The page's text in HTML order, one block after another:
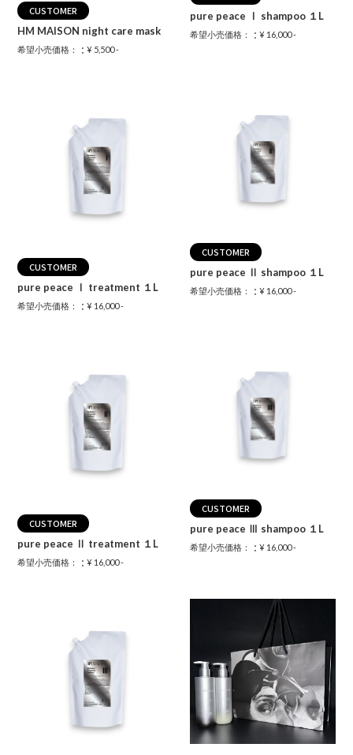
CUSTOMER
HM MAISON night care mask
希望小売価格： ：¥ 5,500 -
pure peace Ⅰ shampoo １L
希望小売価格： ：¥ 16,000 -
CUSTOMER
pure peace Ⅰ treatment １L
希望小売価格： ：¥ 16,000 -
CUSTOMER
pure peace Ⅱ shampoo １L
希望小売価格： ：¥ 16,000 -
CUSTOMER
pure peace Ⅱ treatment １L
希望小売価格： ：¥ 16,000 -
CUSTOMER
pure peace Ⅲ shampoo １L
希望小売価格： ：¥ 16,000 -